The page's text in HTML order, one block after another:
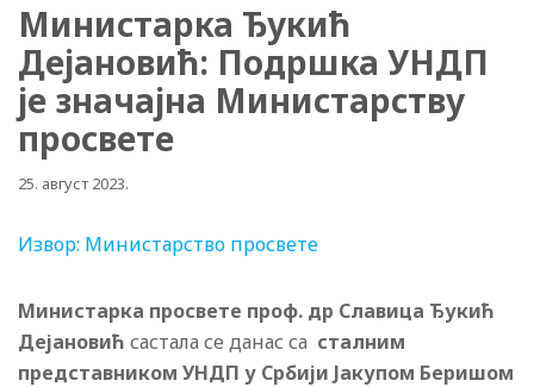
Министарка Ђукић
Дејановић: Подршка УНДП
је значајна Министарству
просвете
25. август 2023.
Извор: Министарство просвете
Министарка просвете проф. др Славица Ђукић
Дејановић састала се данас са сталним
представником УНДП у Србији Јакупом Беришом